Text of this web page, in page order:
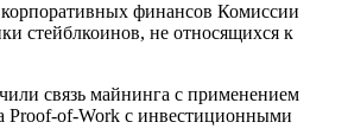
корпоративных финансов Комиссии
стейблкоинов, не относящихся к
связь майнинга с применением
Proof-of-Work с инвестиционными